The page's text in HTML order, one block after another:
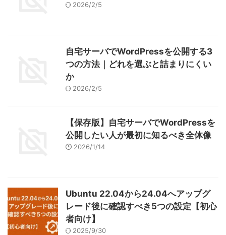
2026/2/5
自宅サーバでWordPressを公開する3
つの方法｜どれを選ぶと詰まりにくい
か
2026/2/5
【保存版】自宅サーバでWordPressを
公開したい人が最初に知るべき全体像
2026/1/14
Ubuntu 22.04から24.04へアップグ
レード後に確認すべき5つの設定【初心
者向け】
2025/9/30